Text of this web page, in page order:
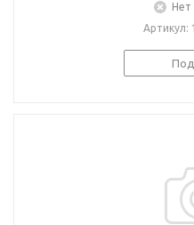
Нет
Артикул:
Под